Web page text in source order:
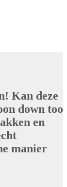
Kan deze
down too
en
manier